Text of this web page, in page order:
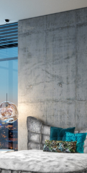
nur zum Sitzen,
141 3